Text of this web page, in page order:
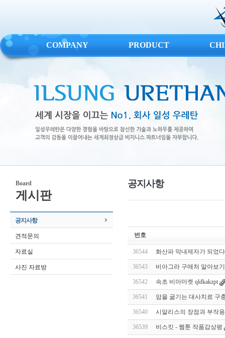
COMPANY PRODUCT
Board
게시판
공지사항
견적문의
자료실
사진 자료방
공지사항
번호
36544 화산파 막내제자가 되었
36543 비아그라 구매처 알아보
36542 속초 비아마켓 qldkakzpt
36541 암을 굶기는 대사치료 구
36540 시알리스의 장점과 부작
36539 비스킷 - 웹툰 작품감상평